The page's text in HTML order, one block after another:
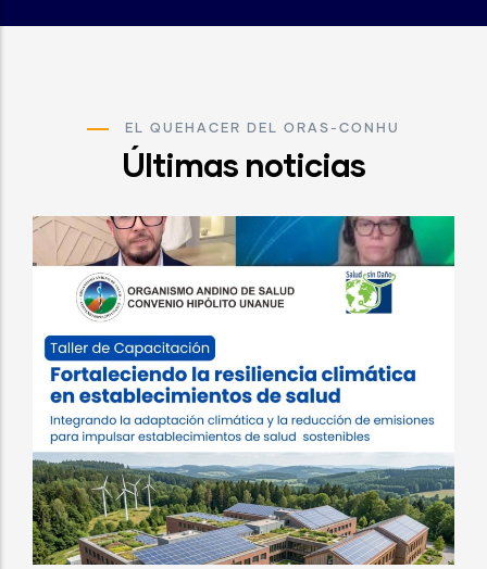
EL QUEHACER DEL ORAS-CONHU
Últimas noticias